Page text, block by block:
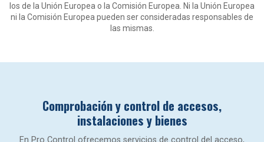
los de la Unión Europea o la Comisión Europea. Ni la Unión Europea
ni la Comisión Europea pueden ser consideradas responsables de
las mismas.
Comprobación y control de accesos,
instalaciones y bienes
En Pro Control ofrecemos servicios de control del acceso,